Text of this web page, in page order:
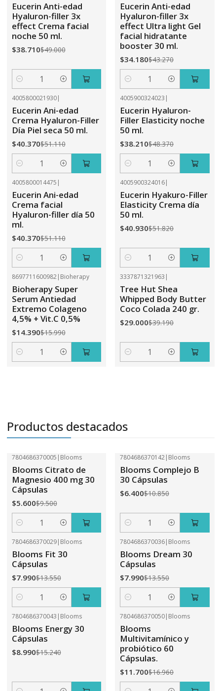
Eucerin Anti-edad
Hyaluron-filler 3x
effect Crema facial
noche 50 ml.
$38.710$49.000
Cantidad
Eucerin Anti-edad
Hyaluron-filler 3x
effect Ultra light Gel
facial hidratante
booster 30 ml.
$34.180$43.270
Cantidad
4005800021930|
Eucerin Ani-edad
Crema Hyaluron-Filler
Día Piel seca 50 ml.
$40.370$51.110
Cantidad
4005900324023 |
Eucerin Hyaluron-
Filler Elasticity noche
50 ml.
$38.210$48.370
Cantidad
4005800014475 |
Eucerin Ani-edad
Crema facial
Hyaluron-filler día 50
ml.
$40.370$51.110
Cantidad
4005900324016|
Eucerin Hyakuro-Filler
Elasticity Crema día
50 ml.
$40.930$51.820
Cantidad
8697711600982| Bioherapy
Bioherapy Super
Serum Antiedad
Extremo Colageno
4,5% + Vit.C 0,5%
$14.390$15.990
Cantidad
3337871321963 |
Tree Hut Shea
Whipped Body Butter
Coco Colada 240 gr.
$29.000$39.190
Cantidad
Productos destacados
7804686370005 | Blooms
Blooms Citrato de
Magnesio 400 mg 30
Cápsulas
$5.600$9.500
Cantidad
7804686370142| Blooms
Blooms Complejo B
30 Cápsulas
$6.400$10.850
Cantidad
7804686370029| Blooms
Blooms Fit 30
Cápsulas
$7.990$13.550
Cantidad
7804686370036| Blooms
Blooms Dream 30
Cápsulas
$7.990$13.550
Cantidad
7804686370043 | Blooms
Blooms Energy 30
Cápsulas
$8.990$15.240
7804686370050| Blooms
Blooms
Multivitamínico y
probiótico 60
Cápsulas.
$11.700$16.960